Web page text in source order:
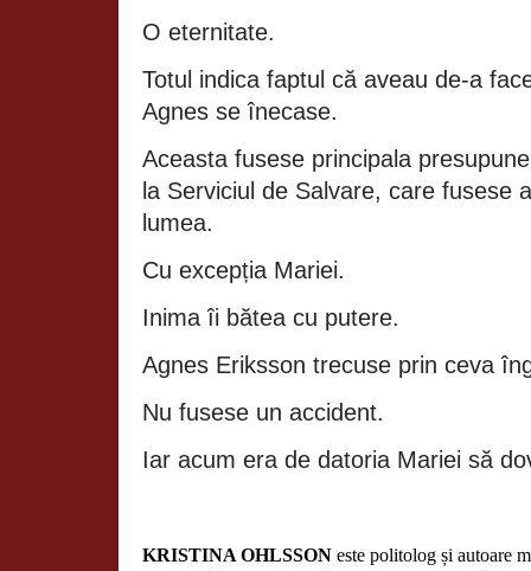
O eternitate.
Totul indica faptul că aveau de‑a
Agnes se înecase.
Aceasta fusese principala
la Serviciul de Salvare, care fusese
lumea.
Cu excepția Mariei.
Inima îi bătea cu putere.
Agnes Eriksson trecuse prin ceva
Nu fusese un accident.
Iar acum era de datoria Mariei să
KRISTINA OHLSSON este politolog și autoare